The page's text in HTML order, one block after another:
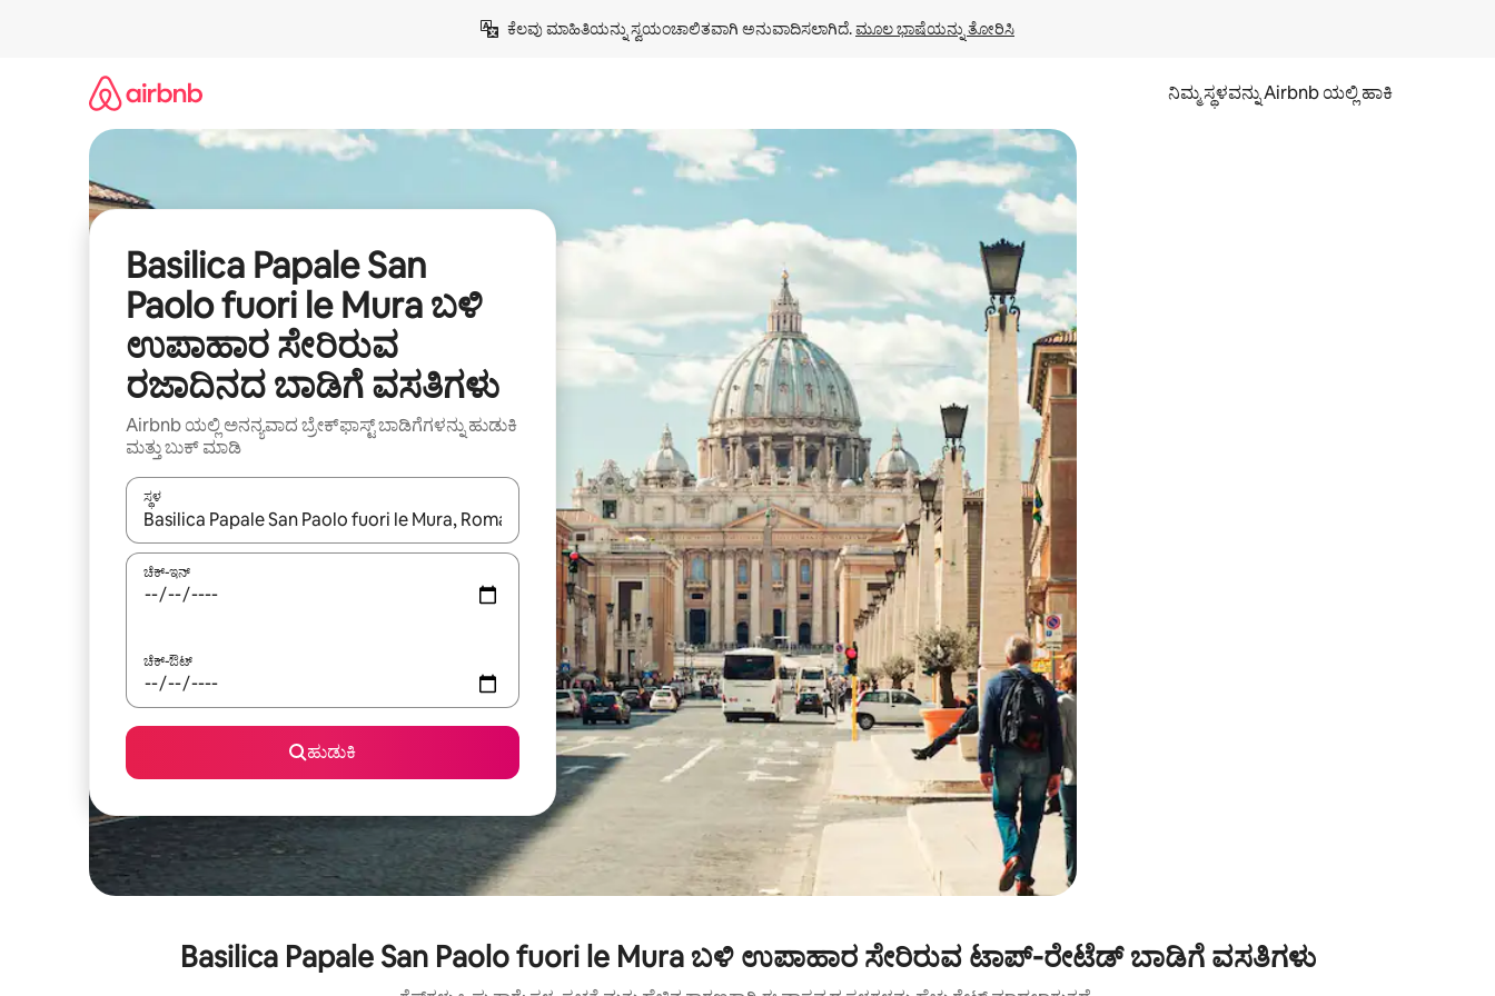
ಕೆಲವು ಮಾಹಿತಿಯನ್ನು ಸ್ವಯಂಚಾಲಿತವಾಗಿ ಅನುವಾದಿಸಲಾಗಿದೆ. ಮೂಲ ಭಾಷೆಯನ್ನು ತೋರಿಸಿ
ನಿಮ್ಮ ಸ್ಥಳವನ್ನು Airbnb ಯಲ್ಲಿ ಹಾಕಿ
Basilica Papale San
Paolo fuori le Mura ಬಳಿ
ಉಪಾಹಾರ ಸೇರಿರುವ
ರಜಾದಿನದ ಬಾಡಿಗೆ ವಸತಿಗಳು
Airbnb ಯಲ್ಲಿ ಅನನ್ಯವಾದ ಬ್ರೇಕ್‌ಫಾಸ್ಟ್‌ ಬಾಡಿಗೆಗಳನ್ನು ಹುಡುಕಿ
ಮತ್ತು ಬುಕ್ ಮಾಡಿ
ಸ್ಥಳ
ಫಲಿತಾಂಶಗಳು ಲಭ್ಯವಿರುವಾಗ, ಅಪ್ ಮತ್ತು ಡೌನ್ ಬಾಣದ ಕೀಲಿಗಳೊಂದಿಗೆ ನ್ಯಾವಿಗೇಟ್ ಮಾಡಿ ಅಥವಾ ಸ್ಪರ್ಶ ಅಥವಾ ಸ್ವೈಪ್ ಗೆಸ್ಚರ್‌ಗಳ ಮೂಲಕ ಅನ್ವೇಷಿಸಿ.
ಚೆಕ್-ಇನ್
ಚೆಕ್-ಔಟ್
ಹುಡುಕಿ
Basilica Papale San Paolo fuori le Mura ಬಳಿ ಉಪಾಹಾರ ಸೇರಿರುವ ಟಾಪ್-ರೇಟೆಡ್ ಬಾಡಿಗೆ ವಸತಿಗಳು